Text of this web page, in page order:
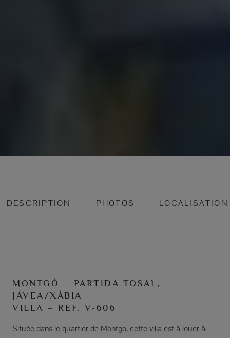
DESCRIPTION PHOTOS LOCALISATION
MONTGÓ – PARTIDA TOSAL,
JÁVEA/XÀBIA
VILLA – REF. V-606
Située dans le quartier de Montgo, cette villa est à louer à